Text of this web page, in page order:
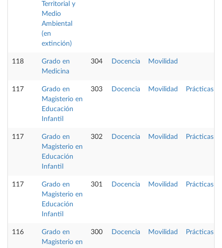
Territorial y
Medio
Ambiental
(en
extinción)
118
Grado en
Medicina
304 Docencia Movilidad
117
Grado en
Magisterio en
Educación
Infantil
303 Docencia Movilidad Prácticas
117
Grado en
Magisterio en
Educación
Infantil
302 Docencia Movilidad Prácticas
117
Grado en
Magisterio en
Educación
Infantil
301 Docencia Movilidad Prácticas
116
Grado en
Magisterio en
300 Docencia Movilidad Prácticas